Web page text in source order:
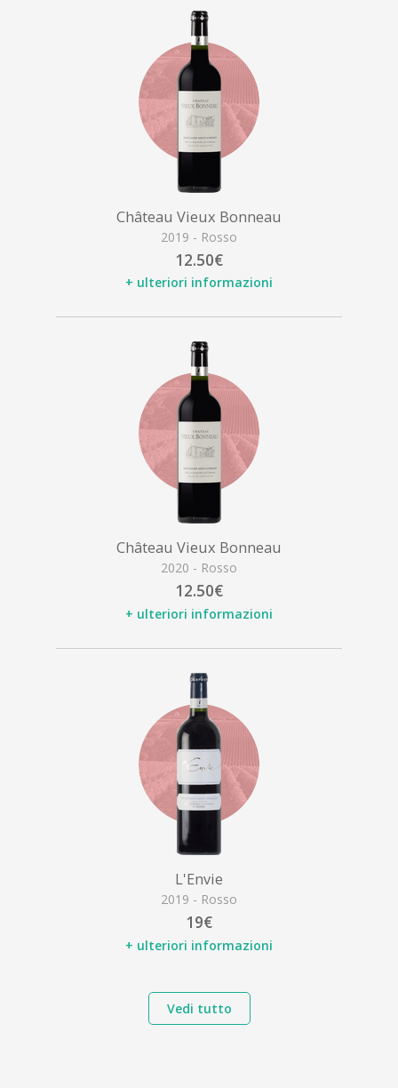
Château Vieux Bonneau
2019 - Rosso
12.50€
+ ulteriori informazioni
Château Vieux Bonneau
2020 - Rosso
12.50€
+ ulteriori informazioni
L'Envie
2019 - Rosso
19€
+ ulteriori informazioni
Vedi tutto